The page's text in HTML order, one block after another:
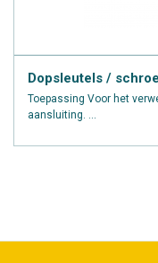
Dopsleutels /
Toepassing Voor het
aansluiting. ...